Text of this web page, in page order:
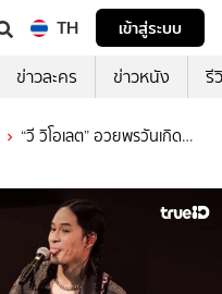
TH
เข้าสู่ระบบ
ข่าวละคร ข่าวหนัง รี
“วี วิโอเลต” อวยพรวันเกิด